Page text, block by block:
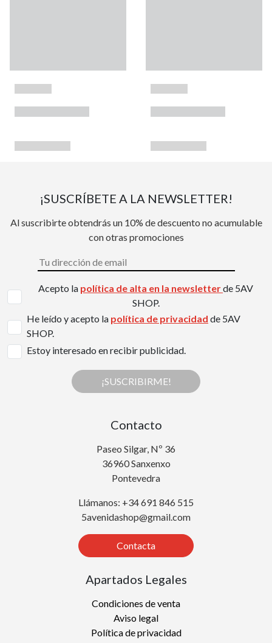
¡SUSCRÍBETE A LA NEWSLETTER!
Al suscribirte obtendrás un 10% de descuento no acumulable
con otras promociones
Acepto la política de alta en la newsletterde 5AV
SHOP.
He leído y acepto la política de privacidad de 5AV
SHOP.
Estoy interesado en recibir publicidad.
¡SUSCRIBIRME!
Contacto
Paseo Silgar, Nº 36
36960 Sanxenxo
Pontevedra
Llámanos: +34 691 846 515
5avenidashop@gmail.com
Contacta
Apartados Legales
Condiciones de venta
Aviso legal
Política de privacidad